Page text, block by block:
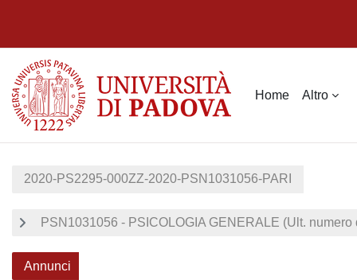
Home Altro
2020-PS2295-000ZZ-2020-PSN1031056-PARI
PSN1031056 - PSICOLOGIA GENERALE (Ult.
Annunci